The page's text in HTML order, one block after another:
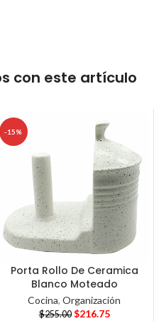
con este artículo
-15%
Porta Rollo De Ceramica
Blanco Moteado
Cocina,Organización
$255.00 $216.75